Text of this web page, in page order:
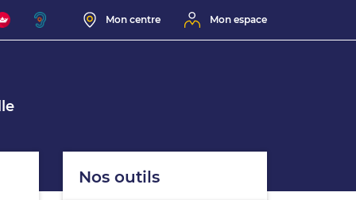
Mon centre Mon espace
Nos outils